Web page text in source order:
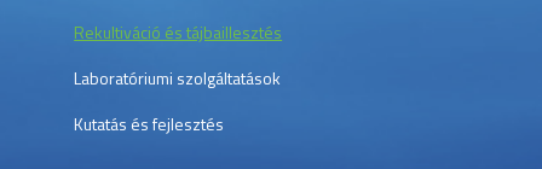
Rekultiváció és tájbaillesztés
Laboratóriumi szolgáltatások
Kutatás és fejlesztés